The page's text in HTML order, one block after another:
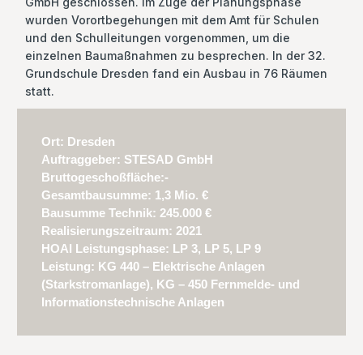
wurden Vorortbegehungen mit dem Amt für Schulen
und den Schulleitungen vorgenommen, um die
einzelnen Baumaßnahmen zu besprechen. In der 32.
Grundschule Dresden fand ein Ausbau in 76 Räumen
statt.
Ort: Dresden
Auftraggeber: STESAD GmbH
Bruttogeschoßfläche:-
Gesamtbausumme: 1,3 Mio. €
Bausumme Technik: 245.000 €
Realisierungszeitraum: 2021
HOAI Leistungsphase: LP 3, LP 5, LP 9
Leistung: KG 440 – Elektrische Anlagen
(Starkstromanlage), KG – 450 Fernmelde- und
Informationstechnische Anlagen